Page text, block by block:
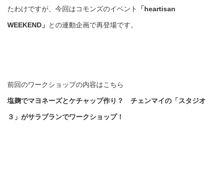
たわけですが、今回はコモンズのイベント 「heartisan
WEEKEND」 との連動企画で再登場です。
前回のワークショップの内容はこちら
塩麹でマヨネーズとケチャップ作り？ チェンマイの「スタジオ
３」がサラブランでワークショップ！